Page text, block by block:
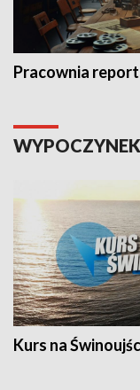
Pracownia
Kurs na